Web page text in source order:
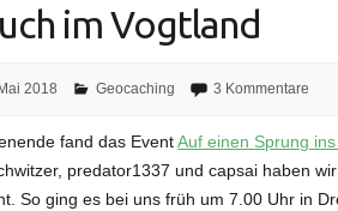
im Vogtland
2018 Geocaching 3 Kommentare
fand das EventAuf einen Sprung
predator1337 und capsai haben
So ging es bei uns früh um 7.00 Uhr in